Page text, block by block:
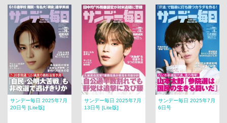
サンデー毎日 2025年7月
20日号 [Lite版]
サンデー毎日 2025年7月
13日号 [Lite版]
サンデー毎日 2025年7月
6日号